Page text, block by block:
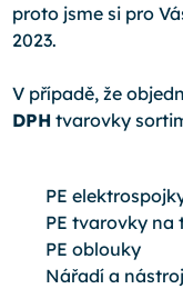
proto jsme si pro
2023.
V případě, že
DPH tvarovky
PE
PE tvarovky na
PE oblouky
Nářadí a